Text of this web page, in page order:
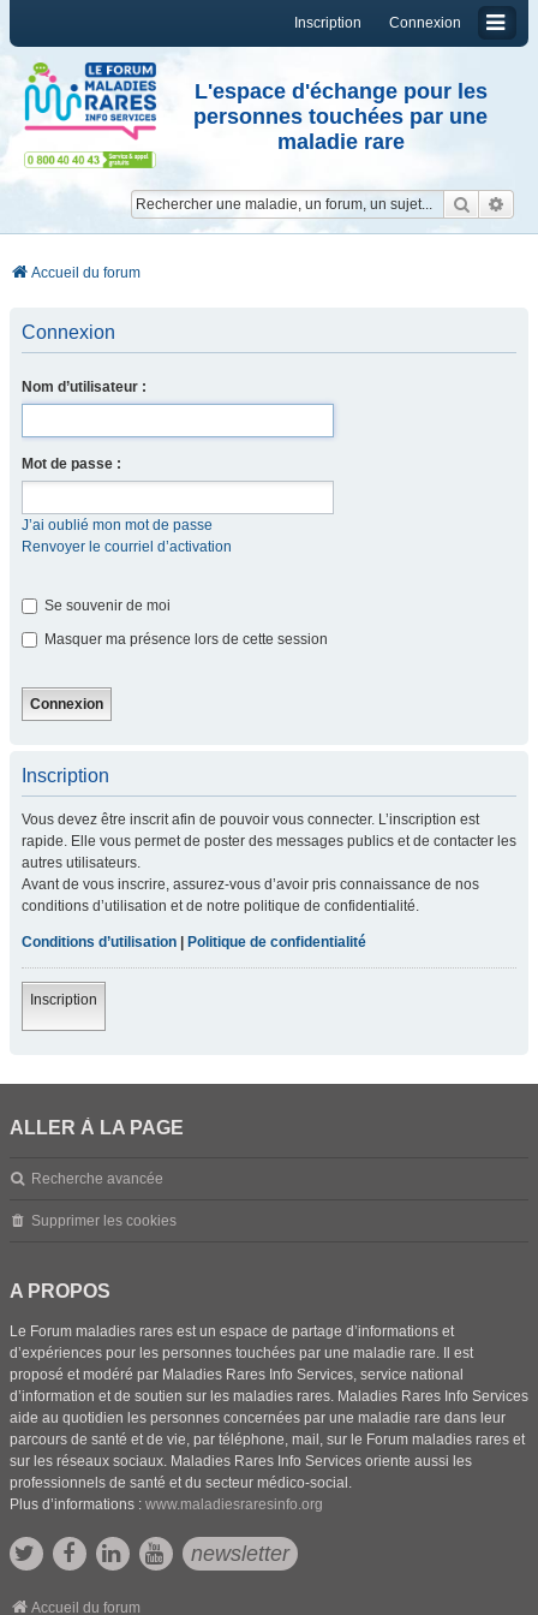
Connexion
Inscription
L'espace d'échange pour les
personnes touchées par une
maladie rare
Accueil du forum
Connexion
Nom d’utilisateur :
Mot de passe :
J’ai oublié mon mot de passe
Renvoyer le courriel d’activation
Se souvenir de moi
Masquer ma présence lors de cette session
Inscription
Vous devez être inscrit afin de pouvoir vous connecter. L’inscription est
rapide. Elle vous permet de poster des messages publics et de contacter les
autres utilisateurs.
Avant de vous inscrire, assurez-vous d’avoir pris connaissance de nos
conditions d’utilisation et de notre politique de confidentialité.
Conditions d’utilisation Politique de confidentialité
Inscription
ALLER À LA PAGE
Recherche avancée
Supprimer les cookies
A PROPOS
Le Forum maladies rares est un espace de partage d’informations et
d’expériences pour les personnes touchées par une maladie rare. Il est
proposé et modéré par Maladies Rares Info Services, service national
d’information et de soutien sur les maladies rares. Maladies Rares Info Services
aide au quotidien les personnes concernées par une maladie rare dans leur
parcours de santé et de vie, par téléphone, mail, sur le Forum maladies rares et
sur les réseaux sociaux. Maladies Rares Info Services oriente aussi les
professionnels de santé et du secteur médico-social.
Plus d’informations : www.maladiesraresinfo.org
newsletter
Accueil du forum